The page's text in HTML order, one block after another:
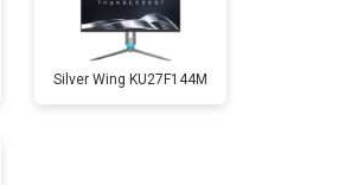
Silver Wing KU27F144M